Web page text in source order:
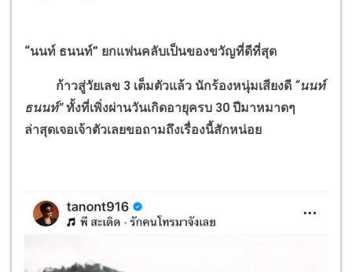
“นนท์ ธนนท์” ยกแฟนคลับเป็นของขวัญที่ดีที่สุด
ก้าวสู่วัยเลข 3 เต็มตัวแล้ว นักร้องหนุ่มเสียงดี “นนท์
ธนนท์”ทั้งที่เพิ่งผ่านวันเกิดอายุครบ 30 ปีมาหมาดๆ
ล่าสุดเจอเจ้าตัวเลยขอถามถึงเรื่องนี้สักหน่อย